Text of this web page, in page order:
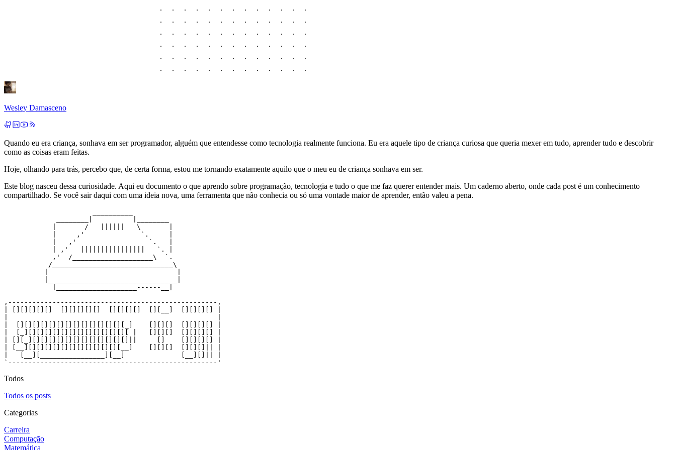
Wesley Damasceno
Quando eu era criança, sonhava em ser programador, alguém que entendesse como tecnologia realmente funciona. Eu era aquele tipo de criança curiosa que queria mexer em tudo, aprender tudo e descobrir
como as coisas eram feitas.
Hoje, olhando para trás, percebo que, de certa forma, estou me tornando exatamente aquilo que o meu eu de criança sonhava em ser.
Este blog nasceu dessa curiosidade. Aqui eu documento o que aprendo sobre programação, tecnologia e tudo o que me faz querer entender mais. Um caderno aberto, onde cada post é um conhecimento
compartilhado. Se você sair daqui com uma ideia nova, uma ferramenta que não conhecia ou só uma vontade maior de aprender, então valeu a pena.
            |       /   ||||||   \       |
            |     ,'              `.     |
            |   ,'                  `.   |
            | ,'   ||||||||||||||||   `. |
            ,'  /____________________\  `.
           /______________________________\
            |____________________------__|
,----------------------------------------------------,
`----------------------------------------------------'
Todos
Todos os posts
Categorias
Carreira
Computação
Matemática